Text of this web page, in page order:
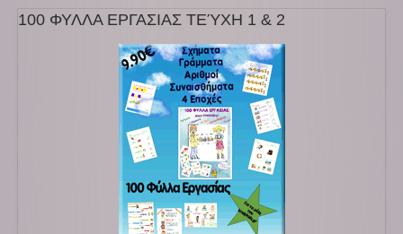
100 ΦΥΛΛΑ ΕΡΓΑΣΙΑΣ ΤΕΎΧΗ 1 & 2